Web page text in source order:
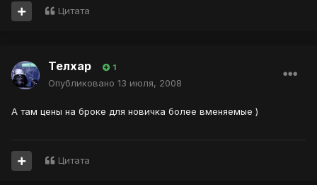
Цитата
Телхар 1
Опубликовано 13 июля, 2008
А там цены на броке для новичка более вменяемые )
Цитата